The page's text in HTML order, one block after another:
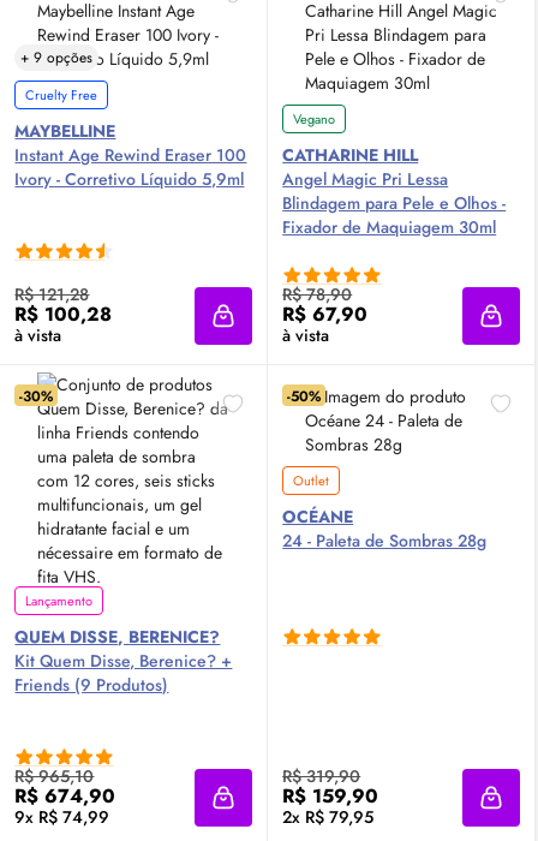
+ 9 opções
Cruelty Free
MAYBELLINE
Instant Age Rewind Eraser 100
Ivory - Corretivo Líquido 5,9ml
R$ 121,28
R$ 100,28
à vista Adicionar à sacola
Vegano
CATHARINE HILL
Angel Magic Pri Lessa
Blindagem para Pele e Olhos -
Fixador de Maquiagem 30ml
R$ 78,90
R$ 67,90
à vista
-30%
Lançamento
QUEM DISSE, BERENICE?
Kit Quem Disse, Berenice? +
Friends (9 Produtos)
R$ 965,10
R$ 674,90
9x R$ 74,99 Adicionar à sacola
-50%
Outlet
OCÉANE
24 - Paleta de Sombras 28g
R$ 319,90
R$ 159,90
2x R$ 79,95